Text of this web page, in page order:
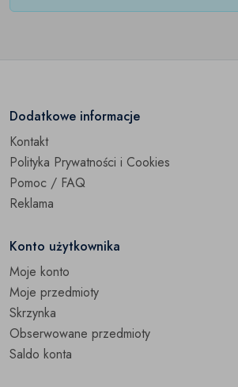
Piżamy(0)
Przebrania
Swetry(0)
Szlafroki
Pozostałe(0)
Dodatkowe informacje
Kontakt
Polityka Prywatności i Cookies
Pomoc / FAQ
Reklama
Konto użytkownika
Moje konto
Moje przedmioty
Skrzynka
Obserwowane przedmioty
Saldo konta